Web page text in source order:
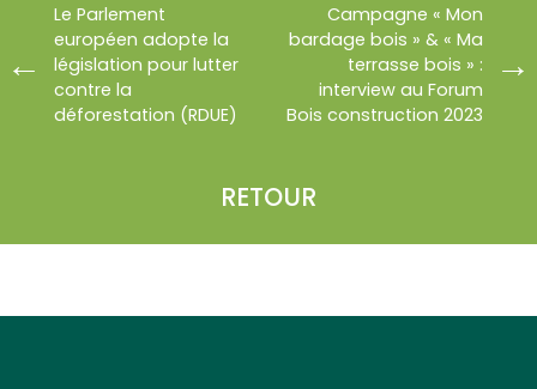
Le Parlement
européen adopte la
législation pour lutter
contre la
déforestation (RDUE)
RETOUR
Campagne « Mon
bardage bois » & « Ma
terrasse bois » :
interview au Forum
Bois construction 2023